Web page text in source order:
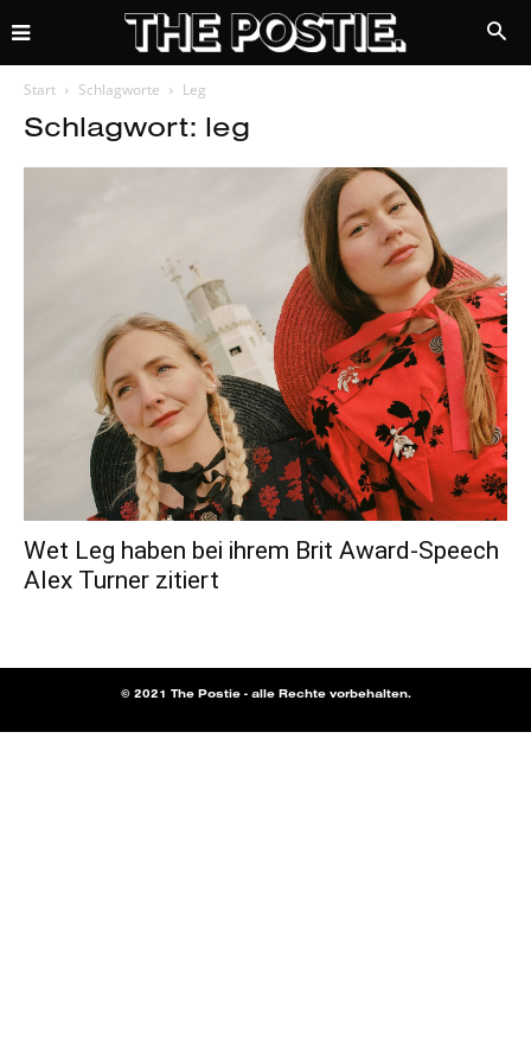
Start Schlagworte Leg
Schlagwort: leg
Wet Leg haben bei ihrem Brit Award-Speech
Alex Turner zitiert
© 2021 The Postie - alle Rechte vorbehalten.